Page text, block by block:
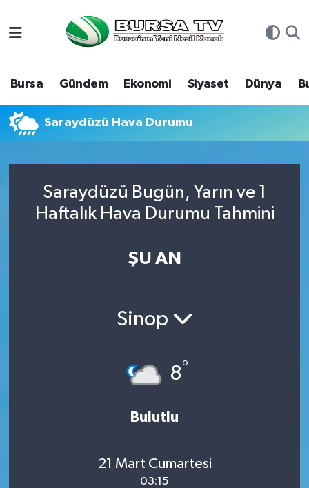
Bursa Gündem Ekonomi Siyaset Dünya
Saraydüzü Hava Durumu
Saraydüzü Bugün, Yarın ve 1
Haftalık Hava Durumu Tahmini
ŞU AN
Sinop
8°
Bulutlu
21 Mart Cumartesi
03:15
Bursa
Dünya
Ekonomi
Hava Durumu
Namaz Vakitleri
Süper Lig Puan Durumu ve Fikstür
Son Dakika Haberleri